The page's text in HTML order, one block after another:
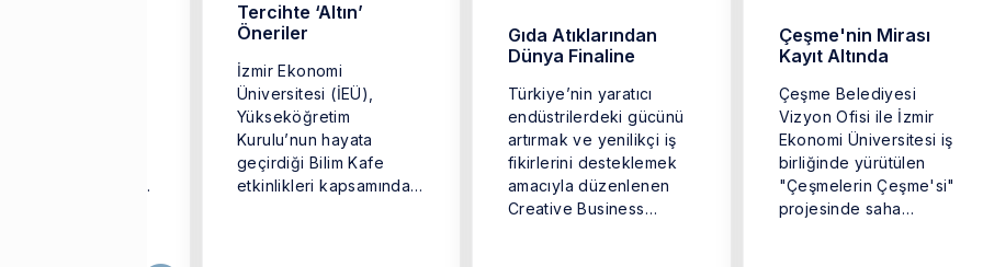
Tercihte ‘Altın’
Öneriler
İzmir Ekonomi
Üniversitesi (İEÜ),
Yükseköğretim
Kurulu’nun hayata
geçirdiği Bilim Kafe
etkinlikleri kapsamında
Gıda Atıklarından
Dünya Finaline
Türkiye’nin yaratıcı
endüstrilerdeki gücünü
artırmak ve yenilikçi iş
fikirlerini desteklemek
amacıyla düzenlenen
Creative Business
Çeşme'nin Mirası
Kayıt Altında
Çeşme Belediyesi
Vizyon Ofisi ile İzmir
Ekonomi Üniversitesi iş
birliğinde yürütülen
"Çeşmelerin Çeşme'si"
projesinde saha